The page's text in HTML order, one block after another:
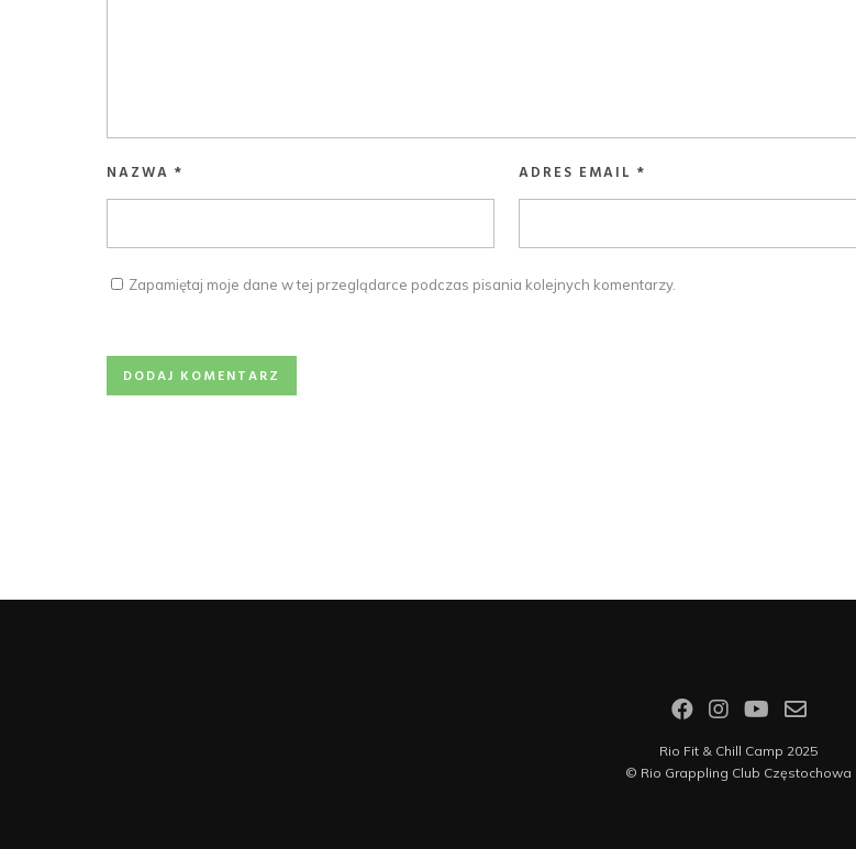
NAZWA * ADRES EMAIL*
Zapamiętaj moje dane w tej przeglądarce podczas pisania kolejnych komentarzy.
Rio Fit & Chill Camp 2025
© Rio Grappling Club Częstochowa